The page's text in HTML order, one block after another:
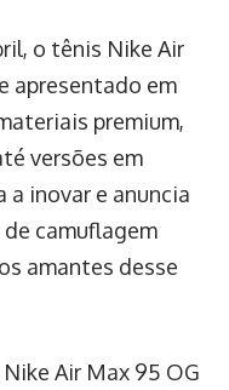
o tênis Nike Air
apresentado em
premium,
versões em
a inovar e anuncia
camuflagem
amantes desse
Air Max 95 OG